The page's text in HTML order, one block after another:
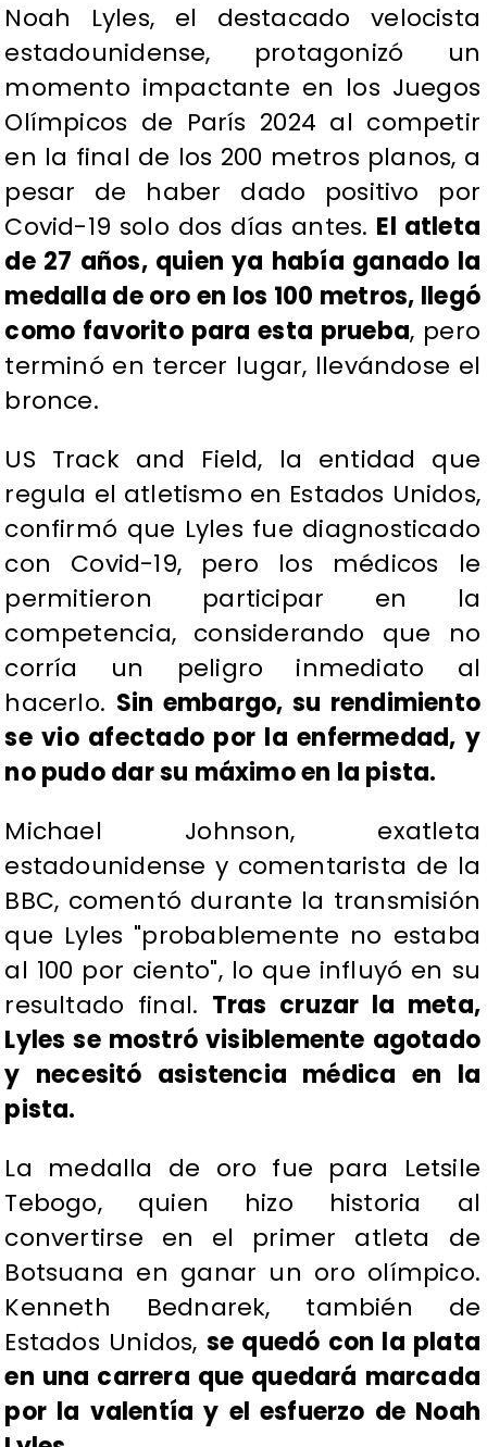
Noah Lyles, el destacado velocista
estadounidense, protagonizó un
momento impactante en los Juegos
Olímpicos de París 2024 al competir
en la final de los 200 metros planos, a
pesar de haber dado positivo por
Covid-19 solo dos días antes. El atleta
de 27 años, quien ya había ganado la
medalla de oro en los 100 metros, llegó
como favorito para esta prueba, pero
terminó en tercer lugar, llevándose el
bronce.
US Track and Field, la entidad que
regula el atletismo en Estados Unidos,
confirmó que Lyles fue diagnosticado
con Covid-19, pero los médicos le
permitieron participar en la
competencia, considerando que no
corría un peligro inmediato al
hacerlo. Sin embargo, su rendimiento
se vio afectado por la enfermedad, y
no pudo dar su máximo en la pista.
Michael Johnson, exatleta
estadounidense y comentarista de la
BBC, comentó durante la transmisión
que Lyles "probablemente no estaba
al 100 por ciento", lo que influyó en su
resultado final. Tras cruzar la meta,
Lyles se mostró visiblemente agotado
y necesitó asistencia médica en la
pista.
La medalla de oro fue para Letsile
Tebogo, quien hizo historia al
convertirse en el primer atleta de
Botsuana en ganar un oro olímpico.
Kenneth Bednarek, también de
Estados Unidos, se quedó con la plata
en una carrera que quedará marcada
por la valentía y el esfuerzo de Noah